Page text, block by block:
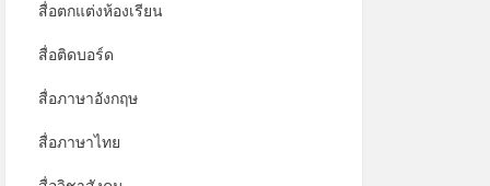
สื่อตกแต่งห้องเรียน
สื่อติดบอร์ด
สื่อภาษาอังกฤษ
สื่อภาษาไทย